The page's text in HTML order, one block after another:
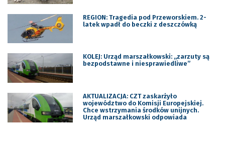
REGION: Tragedia pod Przeworskiem. 2-
latek wpadł do beczki z deszczówką
KOLEJ: Urząd marszałkowski: „zarzuty są
bezpodstawne i niesprawiedliwe”
AKTUALIZACJA: CZT zaskarżyło
województwo do Komisji Europejskiej.
Chce wstrzymania środków unijnych.
Urząd marszałkowski odpowiada